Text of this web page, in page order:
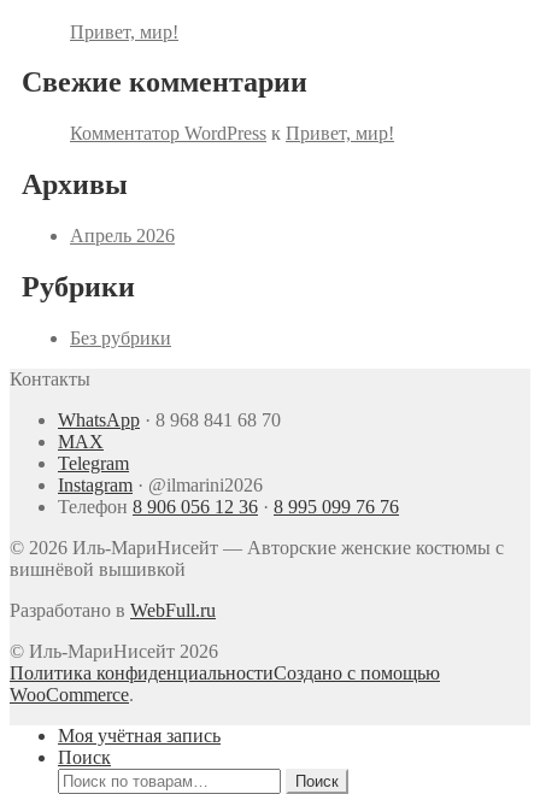
Привет, мир!
Свежие комментарии
Комментатор WordPress к Привет, мир!
Архивы
Апрель 2026
Рубрики
Без рубрики
Контакты
WhatsApp · 8 968 841 68 70
MAX
Telegram
Instagram · @ilmarini2026
Телефон 8 906 056 12 36 · 8 995 099 76 76
© 2026 Иль-МариНисейт — Авторские женские костюмы с
вишнёвой вышивкой
Разработано в WebFull.ru
© Иль-МариНисейт 2026
Политика конфиденциальностиСоздано с помощью
WooCommerce.
Моя учётная запись
Поиск
Искать:
Поиск